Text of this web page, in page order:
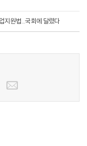
지원법…국회에 달렸다